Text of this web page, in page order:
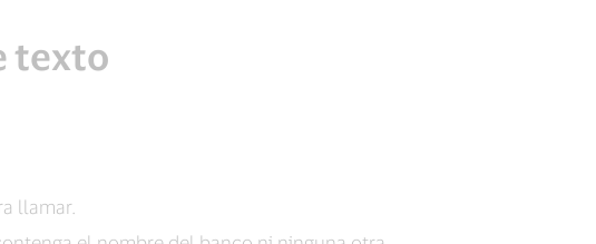
texto
llamar.